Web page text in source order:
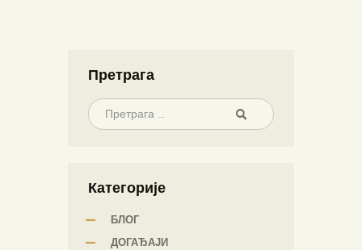
Претрага
Категорије
БЛОГ
ДОГАЂАЈИ